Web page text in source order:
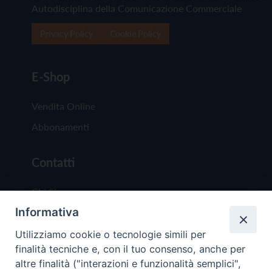
Autodisciplina della Comunicazione Commerciale
E-Shop
Vendita Online
Abbonamenti
Contatti
Chi Siamo
Redazione
Scrivici
Informativa
Utilizziamo cookie o tecnologie simili per
finalità tecniche e, con il tuo consenso, anche per
altre finalità ("interazioni e funzionalità semplici",